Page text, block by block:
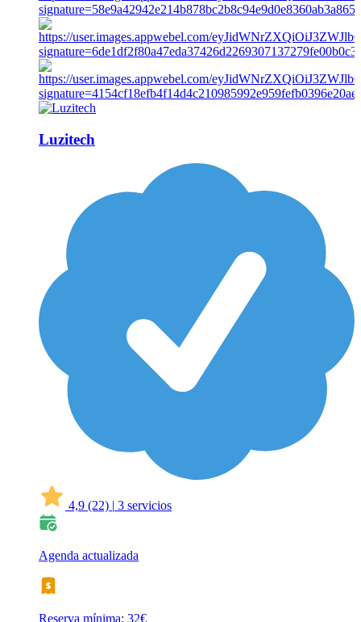
Luzitech
4,9 (22) | 3 servicios
Agenda actualizada
Reserva mínima: 32€